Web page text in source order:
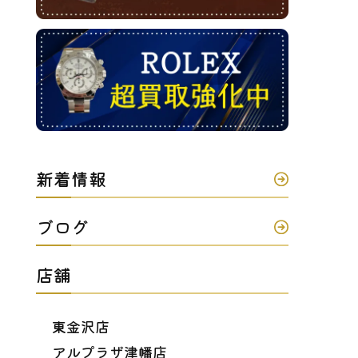
新着情報
ブログ
店舗
東金沢店
アルプラザ津幡店